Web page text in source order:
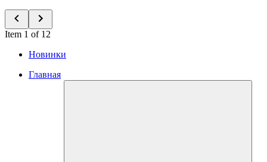
Item 1 of 12
Новинки
Главная